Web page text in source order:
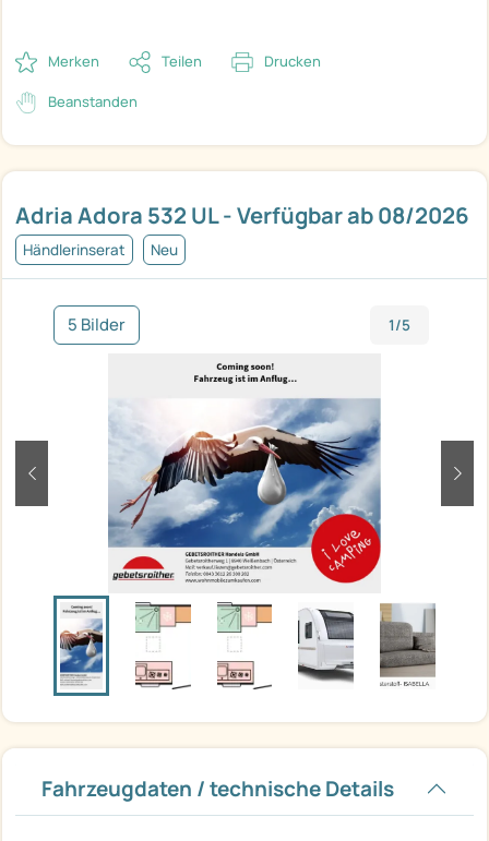
Adria Adora 532 UL - Verfügbar ab 08/2026
Händlerinserat Neu
5 Bilder 1/5
zurück
Fahrzeugdaten / technische Details
Merken Teilen Drucken
Beanstanden